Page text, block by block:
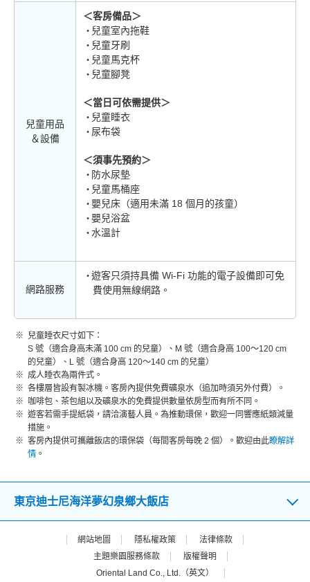
兒童用品
＆設備
＜客房備品＞
兒童室內拖鞋
兒童牙刷
兒童馬克杯
兒童腳凳
＜當日可依需提供＞
兒童睡衣
尿布袋
＜須事先預約＞
防水尿墊
兒童馬桶座
嬰兒床（適用未滿 18 個月的孩童）
嬰兒浴盆
水溫計
網路服務
遊客只須持具備 Wi-Fi 功能的電子設備即可免
費使用無線網路。
兒童睡衣尺寸如下：
S 號（適合身高未滿 100 cm 的兒童）、M 號（適合身高 100～120 cm
的兒童）、L 號（適合身高 120～140 cm 的兒童）
成人睡衣為兩件式。
各樓層皆設有製冰機。客房內提供免費礦泉水（追加時須另外付費）。
咖啡包、茶包組以及礦泉水的免費提供數量依房型而有所不同。
遊客若需手提紙袋，請洽演藝人員。為推動環保，歡迎一同響應紙類減量
措施。
客房內提供可攜離飯店的環保袋（每間客房每晚 2 個）。歡迎由此瞭解詳
情 。
東京迪士尼海洋夢幻泉鄉大飯店
網站地圖 隱私權政策
法律條款
主題樂園服務條款
版權聲明
Oriental Land Co., Ltd.（英文）